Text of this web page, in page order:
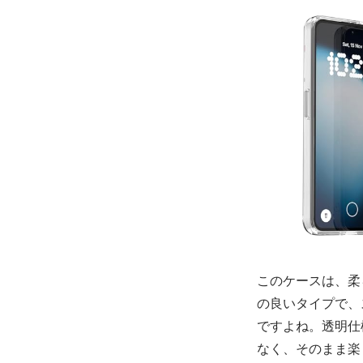
このケースは、
の良いタイプで
ですよね。透明
なく、そのまま